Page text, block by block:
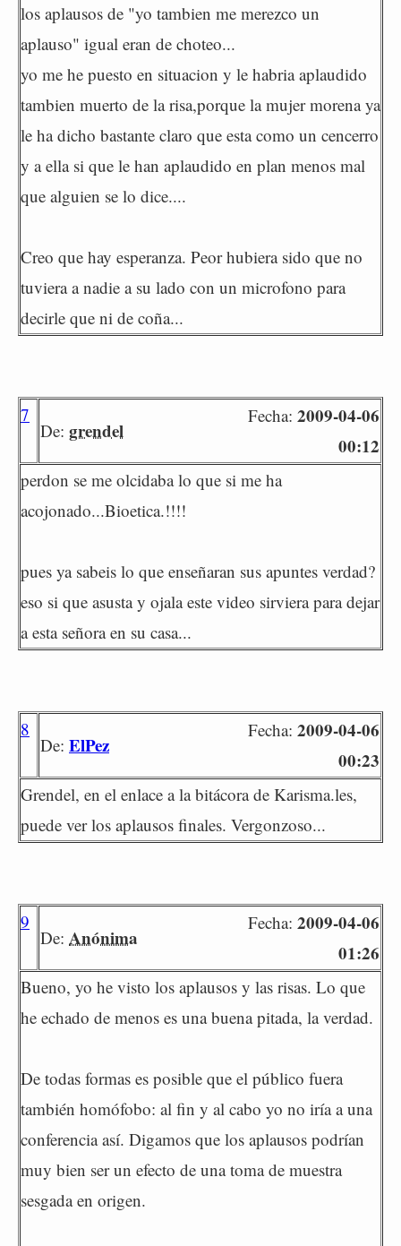
los aplausos de "yo tambien me merezco un
aplauso" igual eran de choteo...
yo me he puesto en situacion y le habria aplaudido
tambien muerto de la risa,porque la mujer morena ya
le ha dicho bastante claro que esta como un cencerro
y a ella si que le han aplaudido en plan menos mal
que alguien se lo dice....
Creo que hay esperanza. Peor hubiera sido que no
tuviera a nadie a su lado con un microfono para
decirle que ni de coña...
7
De: grendel
Fecha: 2009-04-06
00:12
perdon se me olcidaba lo que si me ha
acojonado...Bioetica.!!!!
pues ya sabeis lo que enseñaran sus apuntes verdad?
eso si que asusta y ojala este video sirviera para dejar
a esta señora en su casa...
8
De: ElPez
Fecha: 2009-04-06
00:23
Grendel, en el enlace a la bitácora de Karisma.les,
puede ver los aplausos finales. Vergonzoso...
9
De: Anónima
Fecha: 2009-04-06
01:26
Bueno, yo he visto los aplausos y las risas. Lo que
he echado de menos es una buena pitada, la verdad.
De todas formas es posible que el público fuera
también homófobo: al fin y al cabo yo no iría a una
conferencia así. Digamos que los aplausos podrían
muy bien ser un efecto de una toma de muestra
sesgada en origen.